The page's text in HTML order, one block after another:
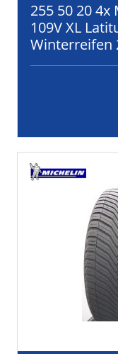
255 50 20 4x
109V XL
Winterreifen